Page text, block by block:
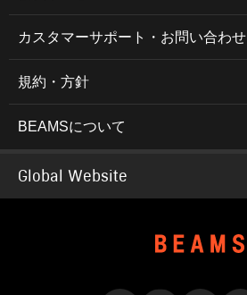
カスタマーサポート・お問い合わせ
規約・方針
BEAMSについて
Global Website